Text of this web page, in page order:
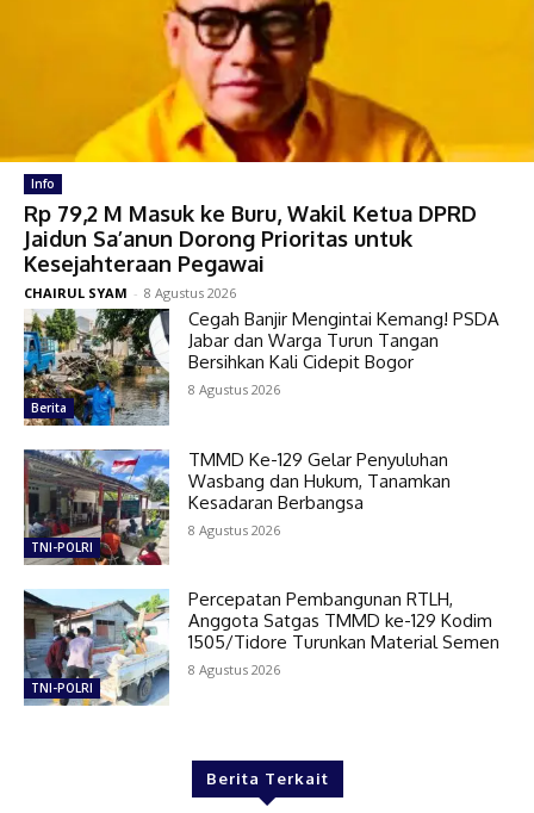
Info
Rp 79,2 M Masuk ke Buru, Wakil Ketua DPRD
Jaidun Sa’anun Dorong Prioritas untuk
Kesejahteraan Pegawai
CHAIRUL SYAM - 8 Agustus 2026
Berita
Cegah Banjir Mengintai Kemang! PSDA
Jabar dan Warga Turun Tangan
Bersihkan Kali Cidepit Bogor
8 Agustus 2026
TNI-POLRI
TMMD Ke-129 Gelar Penyuluhan
Wasbang dan Hukum, Tanamkan
Kesadaran Berbangsa
8 Agustus 2026
TNI-POLRI
Percepatan Pembangunan RTLH,
Anggota Satgas TMMD ke-129 Kodim
1505/Tidore Turunkan Material Semen
8 Agustus 2026
Berita Terkait